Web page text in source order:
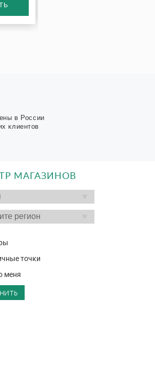
в России
клиентов
МАГАЗИНОВ
точки
меня